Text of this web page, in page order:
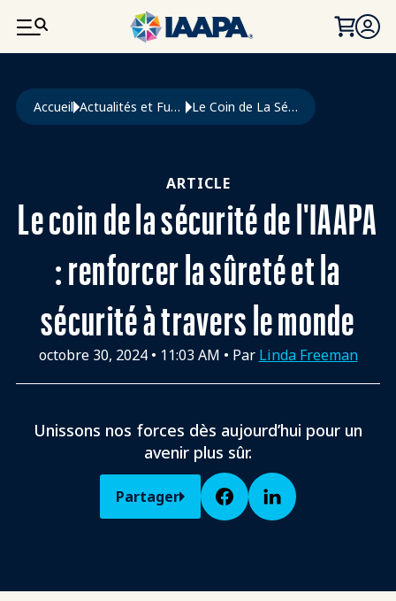
ALLER AU CONTENU PRINCIPAL
Fil d'Ariane
Accueil Actualités et Funworld Le Coin de La Sécurité de L'IAAPA : Renforcer La Sûreté et La Sécurité À Travers Le Monde
ARTICLE
Le coin de la sécurité de l'IAAPA
: renforcer la sûreté et la
sécurité à travers le monde
octobre 30, 2024• 11:03 AM • Par Linda Freeman
Unissons nos forces dès aujourd’hui pour un
avenir plus sûr.
Partager